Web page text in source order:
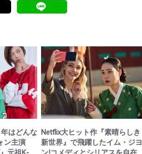
はどんな
ン主演
Netflix大ヒット作『素晴らしき
新世界』で飛躍したイム・ジヨ